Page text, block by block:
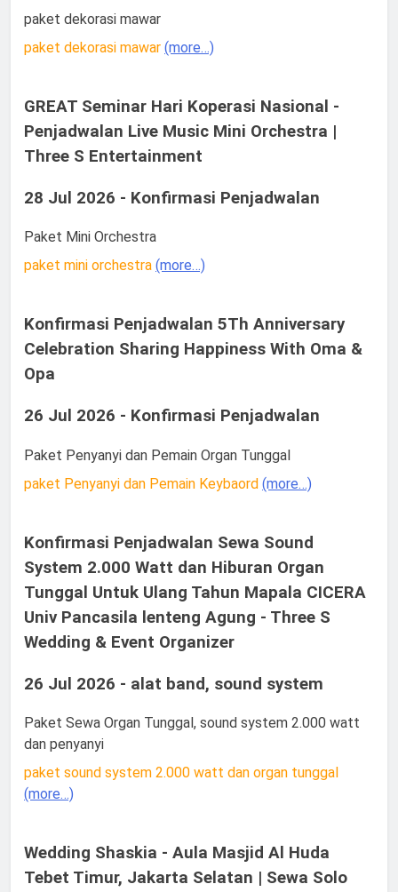
paket dekorasi mawar
paket dekorasi mawar (more…)
GREAT Seminar Hari Koperasi Nasional -
Penjadwalan Live Music Mini Orchestra |
Three S Entertainment
28 Jul 2026 - Konfirmasi Penjadwalan
Paket Mini Orchestra
paket mini orchestra (more…)
Konfirmasi Penjadwalan 5Th Anniversary
Celebration Sharing Happiness With Oma &
Opa
26 Jul 2026 - Konfirmasi Penjadwalan
Paket Penyanyi dan Pemain Organ Tunggal
paket Penyanyi dan Pemain Keybaord (more…)
Konfirmasi Penjadwalan Sewa Sound
System 2.000 Watt dan Hiburan Organ
Tunggal Untuk Ulang Tahun Mapala CICERA
Univ Pancasila lenteng Agung - Three S
Wedding & Event Organizer
26 Jul 2026 - alat band, sound system
Paket Sewa Organ Tunggal, sound system 2.000 watt
dan penyanyi
paket sound system 2.000 watt dan organ tunggal
(more…)
Wedding Shaskia - Aula Masjid Al Huda
Tebet Timur, Jakarta Selatan | Sewa Solo